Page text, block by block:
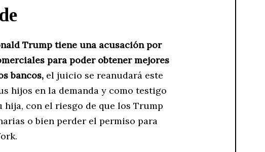
Trump tiene una acusación por
para poder obtener mejores
bancos, el juicio se reanudará este
hijos en la demanda y como testigo
con el riesgo de que los Trump
o bien perder el permiso para